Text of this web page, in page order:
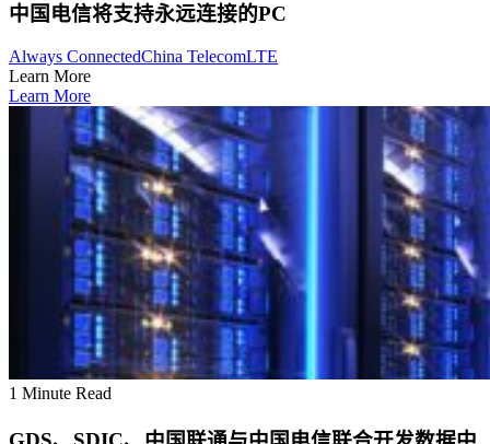
中国电信将支持永远连接的PC
Always ConnectedChina TelecomLTE
Learn More
Learn More
1 Minute Read